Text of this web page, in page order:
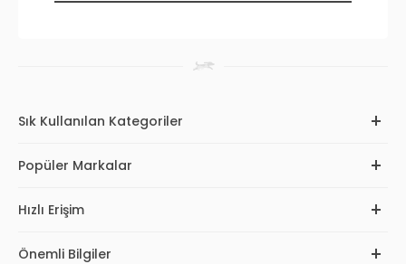
Sık Kullanılan Kategoriler
Popüler Markalar
Hızlı Erişim
Önemli Bilgiler